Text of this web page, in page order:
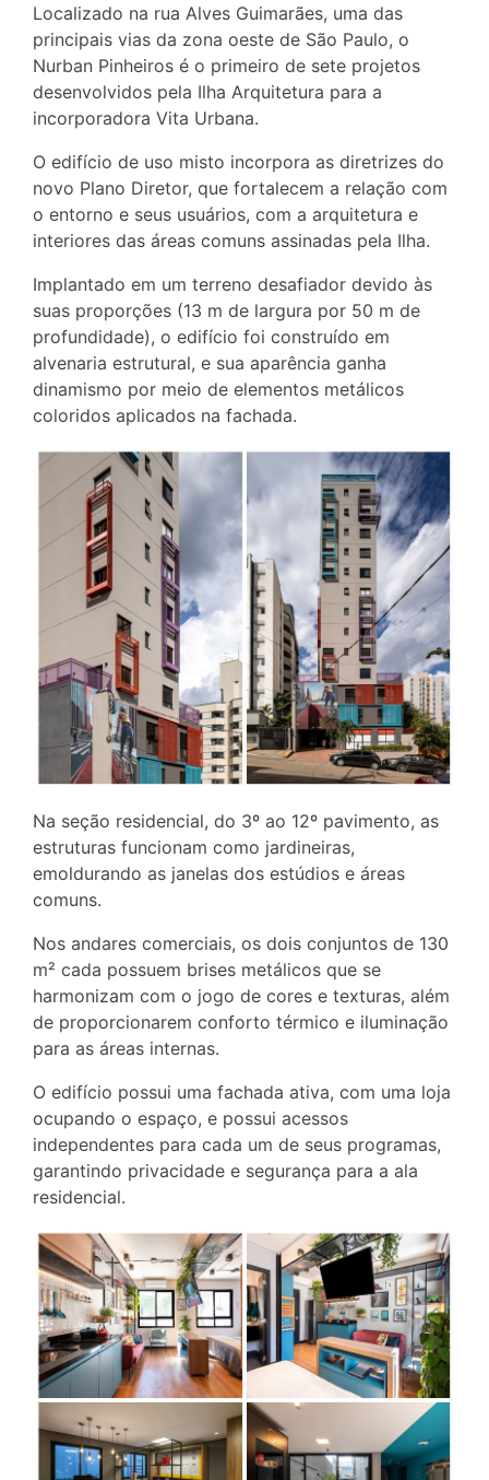
Localizado na rua Alves Guimarães, uma das
principais vias da zona oeste de São Paulo, o
Nurban Pinheiros é o primeiro de sete projetos
desenvolvidos pela Ilha Arquitetura para a
incorporadora Vita Urbana.
O edifício de uso misto incorpora as diretrizes do
novo Plano Diretor, que fortalecem a relação com
o entorno e seus usuários, com a arquitetura e
interiores das áreas comuns assinadas pela Ilha.
Implantado em um terreno desafiador devido às
suas proporções (13 m de largura por 50 m de
profundidade), o edifício foi construído em
alvenaria estrutural, e sua aparência ganha
dinamismo por meio de elementos metálicos
coloridos aplicados na fachada.
Na seção residencial, do 3º ao 12º pavimento, as
estruturas funcionam como jardineiras,
emoldurando as janelas dos estúdios e áreas
comuns.
Nos andares comerciais, os dois conjuntos de 130
m² cada possuem brises metálicos que se
harmonizam com o jogo de cores e texturas, além
de proporcionarem conforto térmico e iluminação
para as áreas internas.
O edifício possui uma fachada ativa, com uma loja
ocupando o espaço, e possui acessos
independentes para cada um de seus programas,
garantindo privacidade e segurança para a ala
residencial.